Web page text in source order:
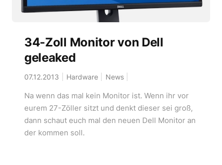
34-Zoll Monitor von Dell
geleaked
07.12.2013 Hardware News
Na wenn das mal kein Monitor ist. Wenn ihr vor
eurem 27-Zöller sitzt und denkt dieser sei groß,
dann schaut euch mal den neuen Dell Monitor an
der kommen soll.